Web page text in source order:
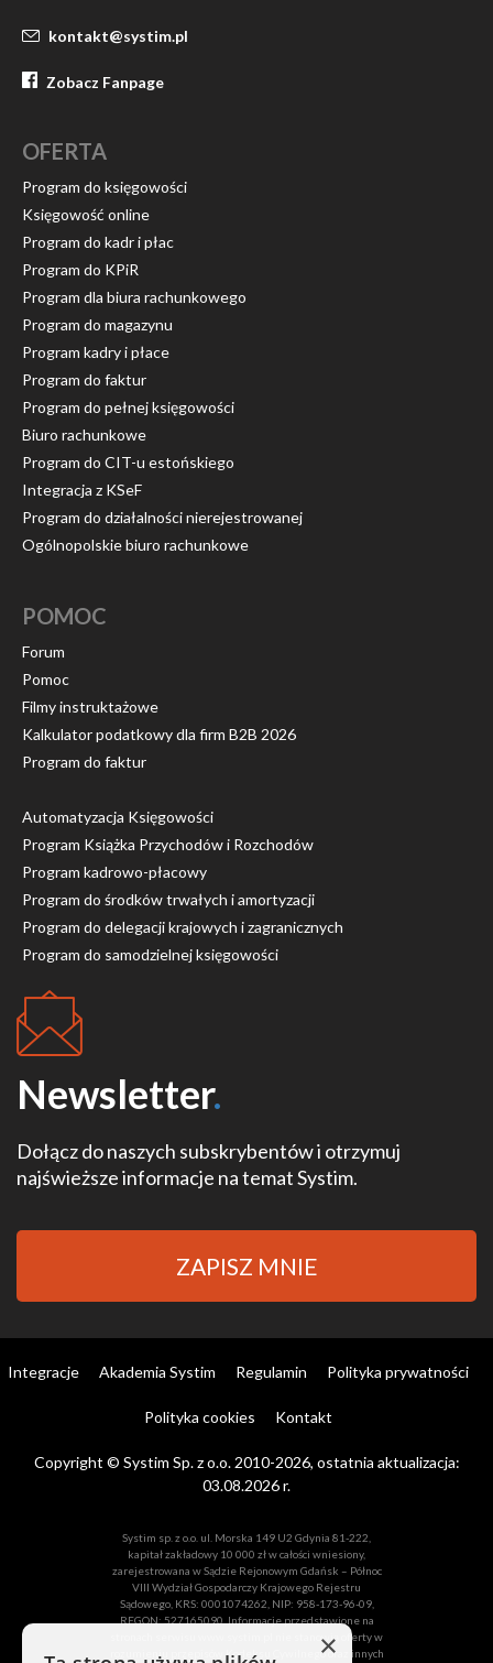
kontakt@systim.pl
Zobacz Fanpage
OFERTA
Program do księgowości
Księgowość online
Program do kadr i płac
Program do KPiR
Program dla biura rachunkowego
Program do magazynu
Program kadry i płace
Program do faktur
Program do pełnej księgowości
Biuro rachunkowe
Program do CIT-u estońskiego
Integracja z KSeF
Program do działalności nierejestrowanej
Ogólnopolskie biuro rachunkowe
POMOC
Forum
Pomoc
Filmy instruktażowe
Kalkulator podatkowy dla firm B2B 2026
Program do faktur
Automatyzacja Księgowości
Program Książka Przychodów i Rozchodów
Program kadrowo-płacowy
Program do środków trwałych i amortyzacji
Program do delegacji krajowych i zagranicznych
Program do samodzielnej księgowości
Newsletter.
Dołącz do naszych subskrybentów i otrzymuj
najświeższe informacje na temat Systim.
ZAPISZ MNIE
Integracje Akademia Systim Regulamin Polityka prywatności
Polityka cookies Kontakt
Copyright © Systim Sp. z o.o. 2010-2026, ostatnia aktualizacja:
03.08.2026 r.
Systim sp. z o.o. ul. Morska 149 U2 Gdynia 81-222,
kapitał zakładowy 10 000 zł w całości wniesiony,
zarejestrowana w Sądzie Rejonowym Gdańsk – Północ
VIII Wydział Gospodarczy Krajowego Rejestru
Sądowego, KRS: 0001074262, NIP: 958-173-96-09,
REGON: 527165090. Informacje przedstawione na
stronach serwisu www.systim.pl nie stanowią oferty w
rozumieniu przepisów Kodeksu Cywilnego oraz innych
×